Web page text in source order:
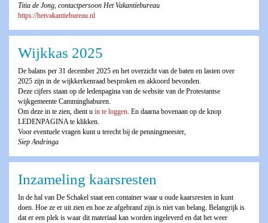
Titia de Jong, contactpersoon Het Vakantiebureau
https://hetvakantiebureau.nl
Wijkkas 2025
De balans per 31 december 2025 en het overzicht van de baten en lasten over
2025 zijn in de wijkkerkenraad besproken en akkoord bevonden.
Deze cijfers staan op de ledenpagina van de website van de Protestantse
wijkgemeente Camminghaburen.
Om deze in te zien, dient u in te loggen. En daarna bovenaan op de knop
LEDENPAGINA te klikken.
Voor eventuele vragen kunt u terecht bij de penningmeester,
Siep Andringa
Inzameling kaarsresten
In de hal van De Schakel staat een container waar u oude kaarsresten in kunt
doen. Hoe ze er uit zien en hoe ze afgebrand zijn is niet van belang. Belangrijk is
dat er een plek is waar dit materiaal kan worden ingeleverd en dat het weer